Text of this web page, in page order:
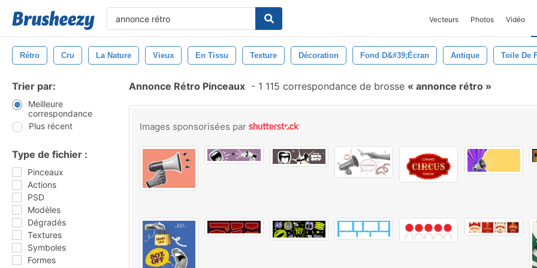
Vecteurs Photos Vidéo
Rétro Cru La Nature Vieux En Tissu Texture Décoration Fond D&#39;écran Antique Toile De
Trier par:
Meilleure
correspondance
Plus récent
Type de fichier :
Pinceaux
Actions
PSD
Modèles
Dégradés
Textures
Symboles
Formes
Annonce Rétro Pinceaux - 1 115 correspondance de brosse annonce rétro
Images sponsorisées par